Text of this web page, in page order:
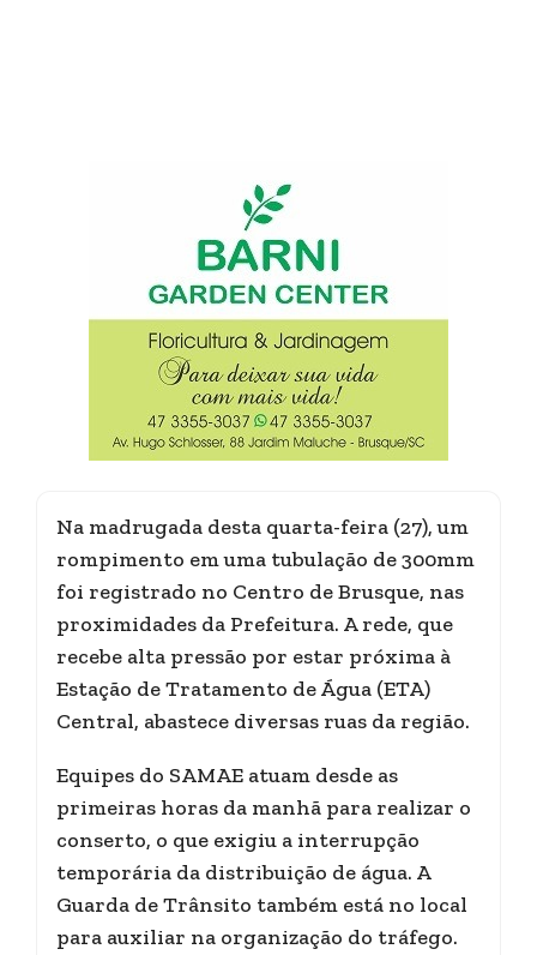
Na madrugada desta quarta-feira (27), um
rompimento em uma tubulação de 300mm
foi registrado no Centro de Brusque, nas
proximidades da Prefeitura. A rede, que
recebe alta pressão por estar próxima à
Estação de Tratamento de Água (ETA)
Central, abastece diversas ruas da região.
Equipes do SAMAE atuam desde as
primeiras horas da manhã para realizar o
conserto, o que exigiu a interrupção
temporária da distribuição de água. A
Guarda de Trânsito também está no local
para auxiliar na organização do tráfego.